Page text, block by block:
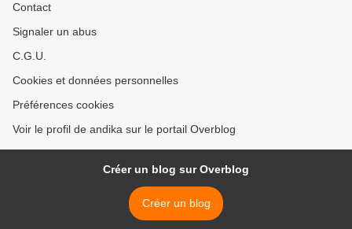
Contact
Signaler un abus
C.G.U.
Cookies et données personnelles
Préférences cookies
Voir le profil de andika sur le portail Overblog
Créer un blog sur Overblog
Créer un blog